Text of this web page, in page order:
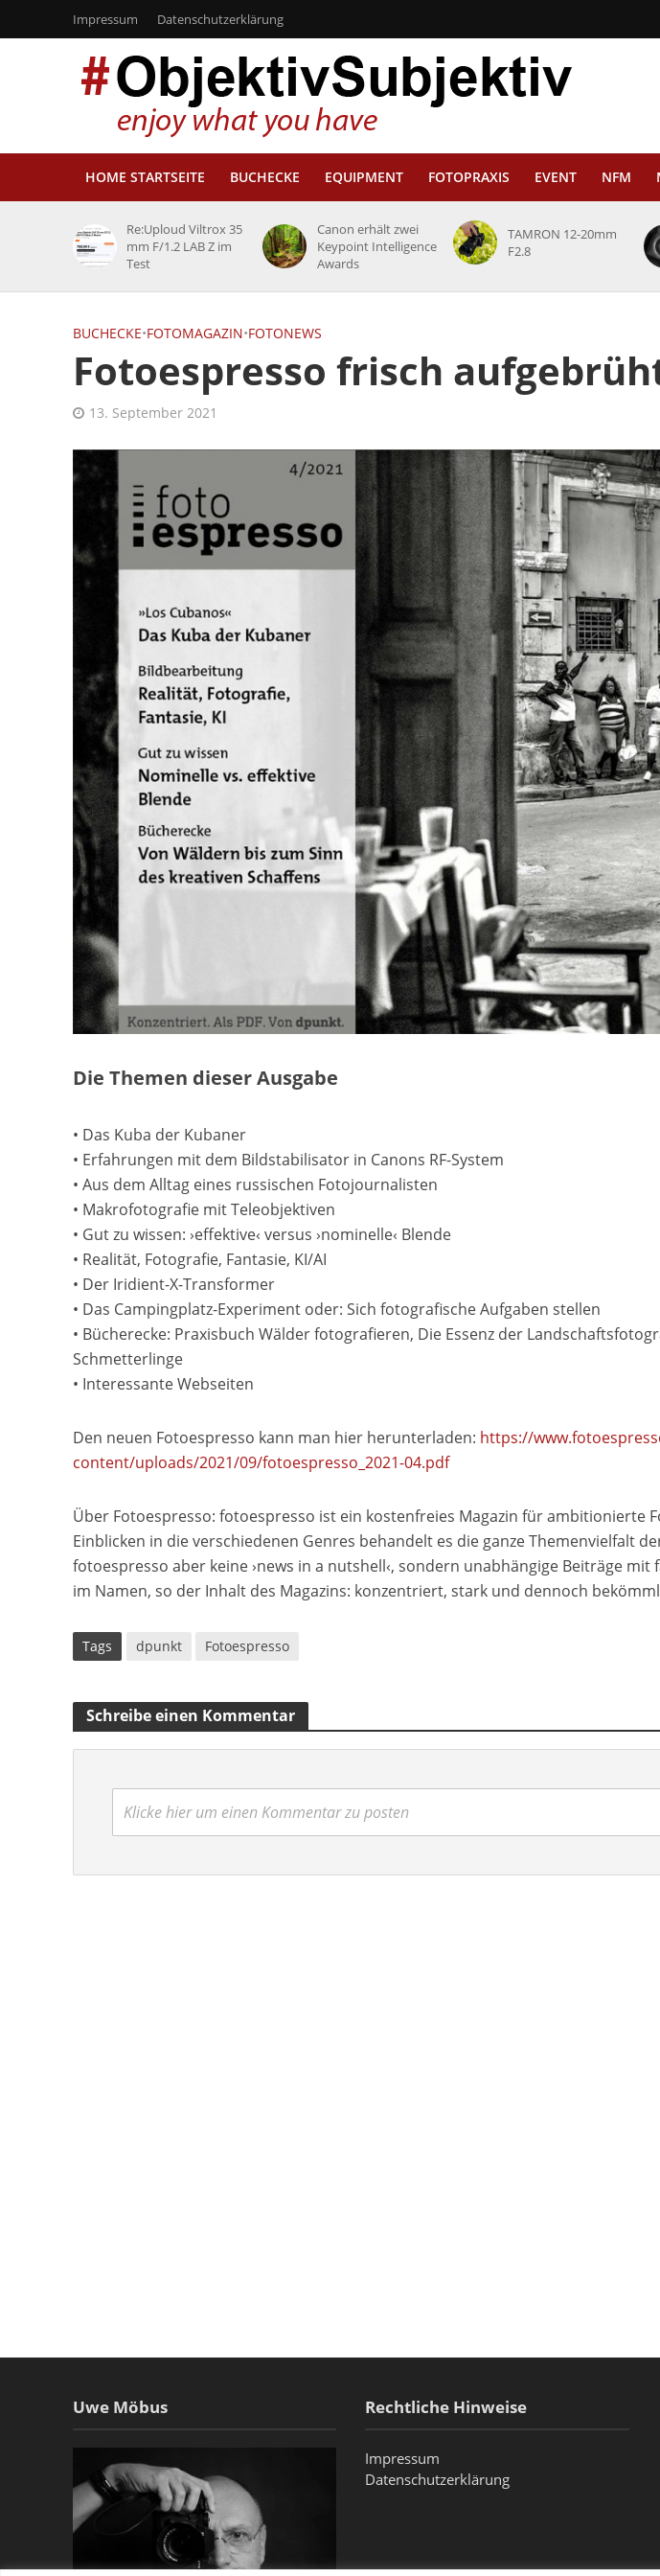
Impressum Datenschutzerklärung
HOME STARTSEITE BUCHECKE EQUIPMENT FOTOPRAXIS EVENT NFM
Re:Uploud Viltrox 35
mm F/1.2 LAB Z im
Test
Canon erhält zwei
Keypoint Intelligence
Awards
TAMRON 12-20mm
F2.8
BUCHECKE•FOTOMAGAZIN•FOTONEWS
Fotoespresso frisch
13. September 2021
Die Themen dieser Ausgabe
• Das Kuba der Kubaner
• Erfahrungen mit dem Bildstabilisator in Canons RF-System
• Aus dem Alltag eines russischen Fotojournalisten
• Makrofotografie mit Teleobjektiven
• Gut zu wissen: ›effektive‹ versus ›nominelle‹ Blende
• Realität, Fotografie, Fantasie, KI/AI
• Der Iridient-X-Transformer
• Das Campingplatz-Experiment oder: Sich fotografische Aufgaben stellen
• Bücherecke: Praxisbuch Wälder fotografieren, Die Essenz der
Schmetterlinge
• Interessante Webseiten
Den neuen Fotoespresso kann man hier herunterladen: https://
content/uploads/2021/09/fotoespresso_2021-04.pdf
Über Fotoespresso: fotoespresso ist ein kostenfreies Magazin für ambitionierte
Einblicken in die verschiedenen Genres behandelt es die ganze Themenvielfalt
fotoespresso aber keine ›news in a nutshell‹, sondern unabhängige Beiträge mit
im Namen, so der Inhalt des Magazins: konzentriert, stark und dennoch
Tags dpunkt Fotoespresso
Schreibe einen Kommentar
Klicke hier um einen Kommentar zu posten
Uwe Möbus Rechtliche Hinweise
Impressum
Datenschutzerklärung